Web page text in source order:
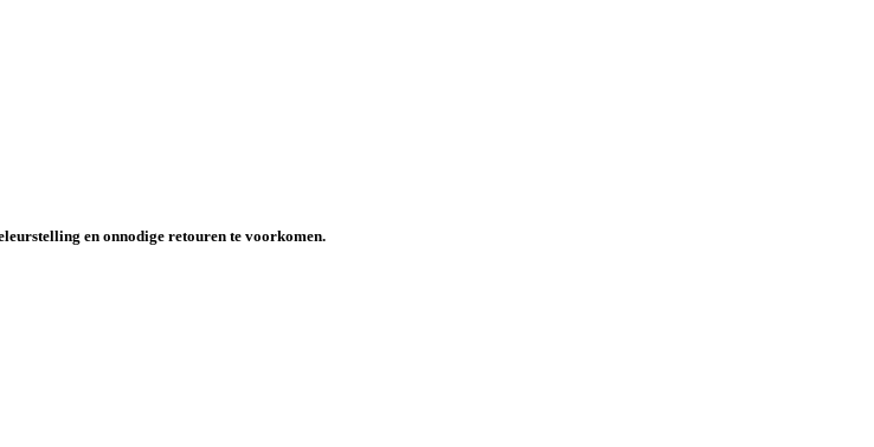
en onnodige retouren te voorkomen.